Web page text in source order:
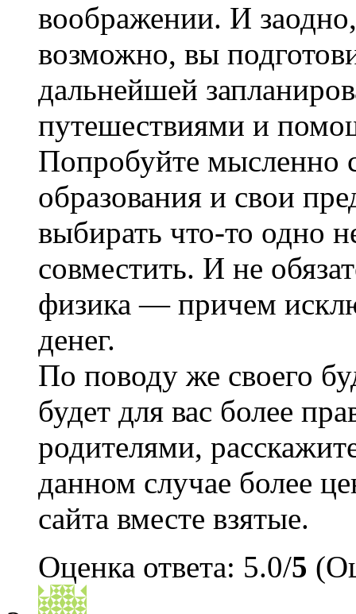
воображении. И
возможно, вы
дальнейшей
путешествиями и
Попробуйте мысленно
образования и свои
выбирать что-то одно
совместить. И не
физика — причем
денег.
По поводу же своего
будет для вас более
родителями,
данном случае более
сайта вместе взятые.
Оценка ответа: 5.0/5